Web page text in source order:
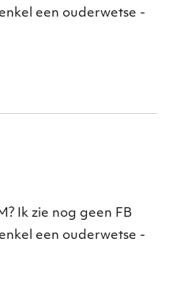
een ouderwetse -
Ik zie nog geen FB
een ouderwetse -